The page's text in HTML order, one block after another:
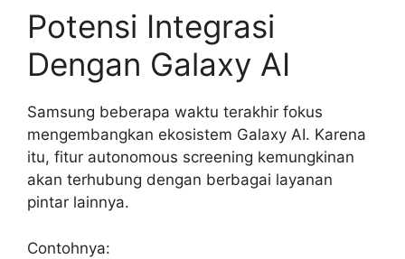
Potensi Integrasi
Dengan Galaxy AI
Samsung beberapa waktu terakhir fokus
mengembangkan ekosistem Galaxy AI. Karena
itu, fitur autonomous screening kemungkinan
akan terhubung dengan berbagai layanan
pintar lainnya.
Contohnya: